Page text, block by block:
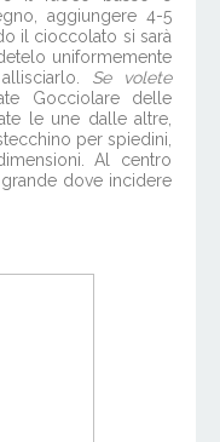
aggiungere 4-5
il cioccolato si sarà
uniformemente
Se volete
Gocciolare delle
le une dalle altre,
per spiedini,
Al centro
dove incidere